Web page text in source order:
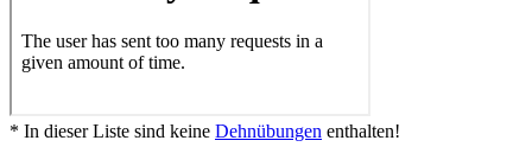
* In dieser Liste sind keine Dehnübungen enthalten!